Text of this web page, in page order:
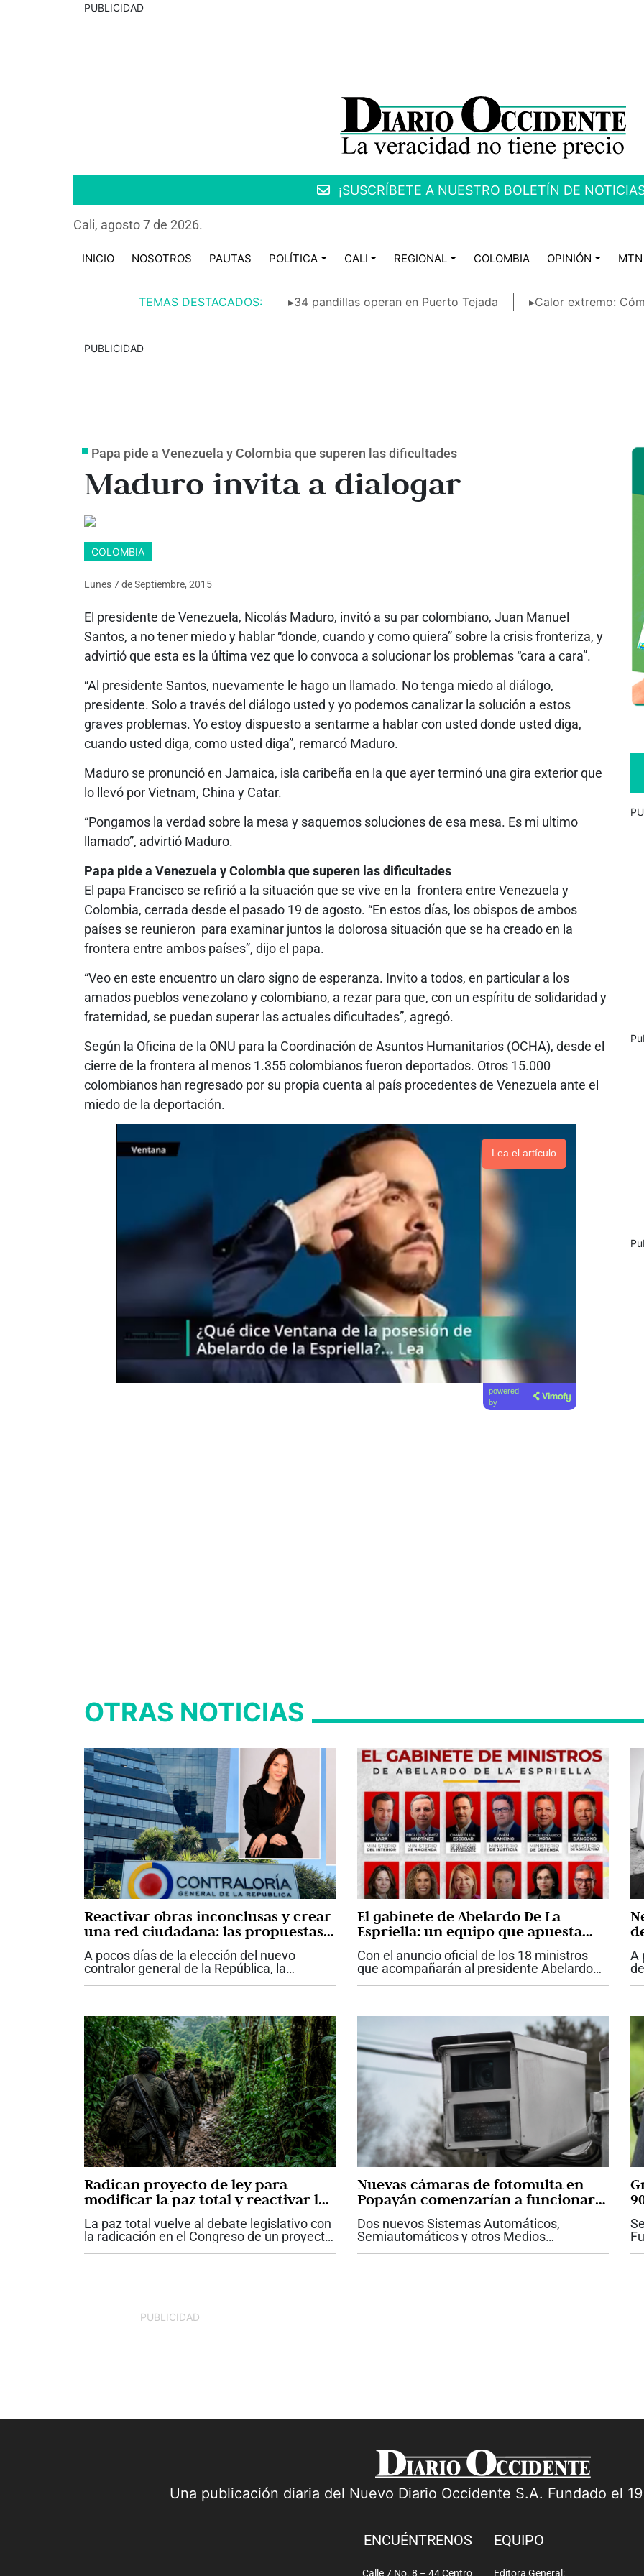
PUBLICIDAD
¡SUSCRÍBETE A NUESTRO BOLETÍN DE
Cali, agosto 7 de 2026.
INICIO NOSOTROS PAUTAS POLÍTICA CALI REGIONAL COLOMBIA OPINIÓN MTN
TEMAS DESTACADOS: ▸34 pandillas operan en Puerto Tejada ▸Calor extremo:
PUBLICIDAD
Papa pide a Venezuela y Colombia que superen las dificultades
Maduro invita a dialogar
COLOMBIA
Lunes 7deSeptiembre, 2015
El presidente de Venezuela, Nicolás Maduro, invitó a su par colombiano, Juan Manuel
Santos, a no tener miedo y hablar “donde, cuando y como quiera” sobre la crisis fronteriza, y
advirtió que esta es la última vez que lo convoca a solucionar los problemas “cara a cara”.
“Al presidente Santos, nuevamente le hago un llamado. No tenga miedo al diálogo,
presidente. Solo a través del diálogo usted y yo podemos canalizar la solución a estos
graves problemas. Yo estoy dispuesto a sentarme a hablar con usted donde usted diga,
cuando usted diga, como usted diga”, remarcó Maduro.
Maduro se pronunció en Jamaica, isla caribeña en la que ayer terminó una gira exterior que
lo llevó por Vietnam, China y Catar.
“Pongamos la verdad sobre la mesa y saquemos soluciones de esa mesa. Es mi ultimo
llamado”, advirtió Maduro.
Papa pide a Venezuela y Colombia que superen las dificultades
El papa Francisco se refirió a la situación que se vive en la frontera entre Venezuela y
Colombia, cerrada desde el pasado 19 de agosto. “En estos días, los obispos de ambos
países se reunieron para examinar juntos la dolorosa situación que se ha creado en la
frontera entre ambos países”, dijo el papa.
“Veo en este encuentro un claro signo de esperanza. Invito a todos, en particular a los
amados pueblos venezolano y colombiano, a rezar para que, con un espíritu de solidaridad y
fraternidad, se puedan superar las actuales dificultades”, agregó.
Según la Oficina de la ONU para la Coordinación de Asuntos Humanitarios (OCHA), desde el
cierre de la frontera al menos 1.355 colombianos fueron deportados. Otros 15.000
colombianos han regresado por su propia cuenta al país procedentes de Venezuela ante el
miedo de la deportación.
Lea el artículo
powered
by
OTRAS NOTICIAS
Reactivar obras inconclusas y crear
una red ciudadana: las propuestas
de Diana Carolina Torres para la
Contraloría
A pocos días de la elección del nuevo
contralor general de la República, la
candidata Diana Carolina Torres presentó
El gabinete de Abelardo De La
Espriella: un equipo que apuesta
por la experiencia para gobernar
Con el anuncio oficial de los 18 ministros
que acompañarán al presidente Abelardo
De La Espriella, el nuevo Gobierno comienza
A
Radican proyecto de ley para
modificar la paz total y reactivar las
órdenes de captura suspendidas
La paz total vuelve al debate legislativo con
la radicación en el Congreso de un proyecto
de ley que propone modificar y derogar
Nuevas cámaras de fotomulta en
Popayán comenzarían a funcionar
el 15 de agosto
Dos nuevos Sistemas Automáticos,
Semiautomáticos y otros Medios
Tecnológicos para la Detección de
PUBLICIDAD
Una publicación diaria del Nuevo Diario Occidente S.A. Fundado el
ENCUÉNTRENOS
Calle 7 No. 8 – 44 Centro
EQUIPO
Editora General: